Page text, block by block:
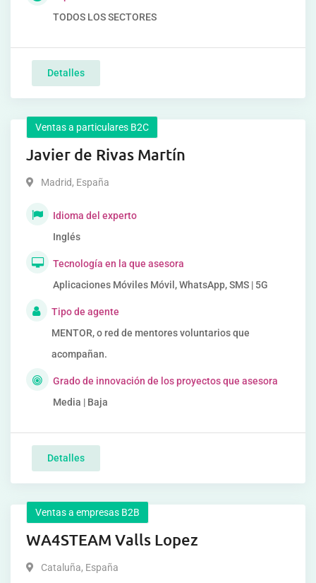
TODOS LOS SECTORES
Detalles
Ventas a particulares B2C
Javier de Rivas Martín
Madrid, España
Idioma del experto
Inglés
Tecnología en la que asesora
Aplicaciones Móviles Móvil, WhatsApp, SMS | 5G
Tipo de agente
MENTOR, o red de mentores voluntarios que
acompañan.
Grado de innovación de los proyectos que asesora
Media | Baja
Detalles
Ventas a empresas B2B
WA4STEAM Valls Lopez
Cataluña, España